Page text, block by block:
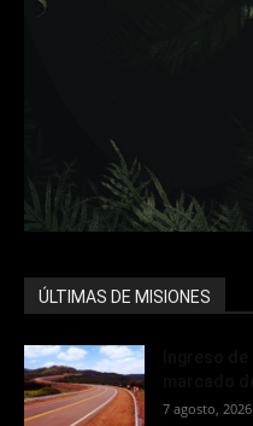
ÚLTIMAS DE MISIONES
7 agosto, 2026